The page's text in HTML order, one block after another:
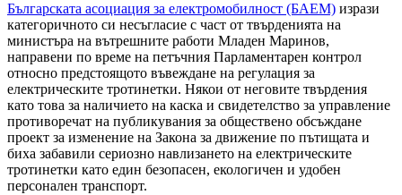
Българската асоциация за електромобилност (БАЕМ) изрази
категоричното си несъгласие с част от твърденията на
министъра на вътрешните работи Младен Маринов,
направени по време на петъчния Парламентарен контрол
относно предстоящото въвеждане на регулация за
електрическите тротинетки. Някои от неговите твърдения
като това за наличието на каска и свидетелство за управление
противоречат на публикувания за обществено обсъждане
проект за изменение на Закона за движение по пътищата и
биха забавили сериозно навлизането на електрическите
тротинетки като един безопасен, екологичен и удобен
персонален транспорт.